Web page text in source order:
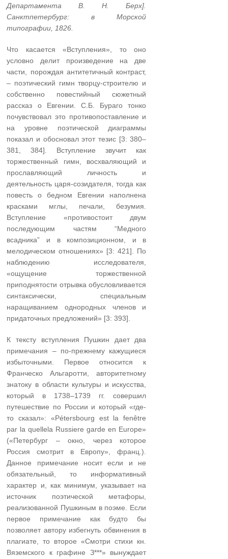
Департамента В. Н. Берх].
Санктпетербург: в Морской
типографии, 1826.
Что касается «Вступления», то оно
условно делит произведение на две
части, порождая антитетичный контраст,
– поэтический гимн творцу-строителю и
собственно повестийный сюжетный
рассказ о Евгении. С.Б. Бураго тонко
почувствовал это противопоставление и
на уровне поэтической диаграммы
показал и обосновал этот тезис [3: 380–
381, 384]. Вступление звучит как
торжественный гимн, восхваляющий и
прославляющий личность и
деятельность царя-созидателя, тогда как
повесть о бедном Евгении наполнена
красками мглы, печали, безумия.
Вступление «противостоит двум
последующим частям “Медного
всадника” и в композиционном, и в
мелодическом отношениях» [3: 421]. По
наблюдению исследователя,
«ощущение торжественной
приподнятости отрывка обусловливается
синтаксически, специальным
наращиванием однородных членов и
придаточных предложений» [3: 393].
К тексту вступления Пушкин дает два
примечания – по-прежнему кажущиеся
избыточными. Первое относится к
Франческо Альгаротти, авторитетному
знатоку в области культуры и искусства,
который в 1738–1739 гг. совершил
путешествие по России и который «где-
то сказал»: «Pétersbourg est la fenêtre
par la quellela Russiere garde en Europe»
(«Петербург – окно, через которое
Россия смотрит в Европу», франц.).
Данное примечание носит если и не
обязательный, то информативный
характер и, как минимум, указывает на
источник поэтической метафоры,
реализованной Пушкиным в поэме. Если
первое примечание как будто бы
позволяет автору избегнуть обвинения в
плагиате, то второе «Смотри стихи кн.
Вяземского к графине З***» вынуждает